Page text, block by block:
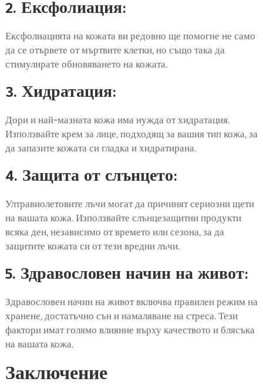
2. Ексфолиация:
Ексфолиацията на кожата ви редовно ще помогне не само
да се отървете от мъртвите клетки, но също така да
стимулирате обновяването на кожата.
3. Хидратация:
Дори и най-мазната кожа има нужда от хидратация.
Използвайте крем за лице, подходящ за вашия тип кожа, за
да запазите кожата си гладка и хидратирана.
4. Защита от слънцето:
Ултравиолетовите лъчи могат да причинят сериозни щети
на вашата кожа. Използвайте слънцезащитни продукти
всяка ден, независимо от времето или сезона, за да
защитите кожата си от тези вредни лъчи.
5. Здравословен начин на живот:
Здравословен начин на живот включва правилен режим на
хранене, достатъчно сън и намаляване на стреса. Тези
фактори имат голямо влияние върху качеството и блясъка
на вашата кожа.
Заключение